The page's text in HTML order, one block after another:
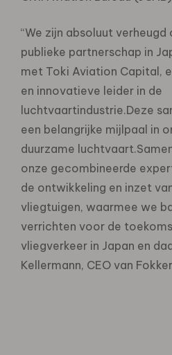
“We zijn absoluut
publieke partnerschap in
met Toki Aviation Capital,
en innovatieve leider in de
luchtvaartindustrie.Deze
een belangrijke mijlpaal in
duurzame
onze gecombineerde
de ontwikkeling en inzet
vliegtuigen, waarmee we
verrichten voor de
vliegverkeer in Japan en
Kellermann, CEO van